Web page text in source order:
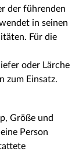
der führenden
in seinen
Für die
oder Lärche
zum Einsatz.
Größe und
Person